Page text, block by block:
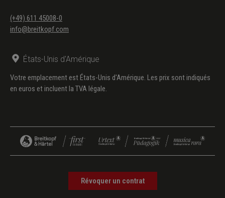
(+49) 611 45008-0
info@breitkopf.com
États-Unis d'Amérique
Votre emplacement est États-Unis d'Amérique. Les prix sont indiqués
en euros et incluent la TVA légale.
Révoquer un contrat